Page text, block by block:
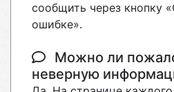
сообщить через кнопку
ошибке».
Можно ли
неверную